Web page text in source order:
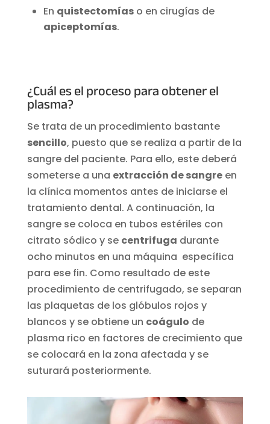
En quistectomíaso en cirugías de
apiceptomías.
¿Cuál es el proceso para obtener el
plasma?
Se trata de un procedimiento bastante
sencillo, puesto que se realiza a partir de la
sangre del paciente. Para ello, este deberá
someterse a una extracción de sangreen
la clínica momentos antes de iniciarse el
tratamiento dental. A continuación, la
sangre se coloca en tubos estériles con
citrato sódico y se centrifuga durante
ocho minutos en una máquina específica
para ese fin. Como resultado de este
procedimiento de centrifugado, se separan
las plaquetas de los glóbulos rojos y
blancos y se obtiene un coágulo de
plasma rico en factores de crecimiento que
se colocará en la zona afectada y se
suturará posteriormente.